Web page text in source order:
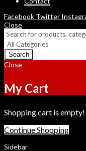
Facebook Twitter
Close
Search
Close
My Cart
Shopping cart is empty!
Continue Shopping
Sidebar